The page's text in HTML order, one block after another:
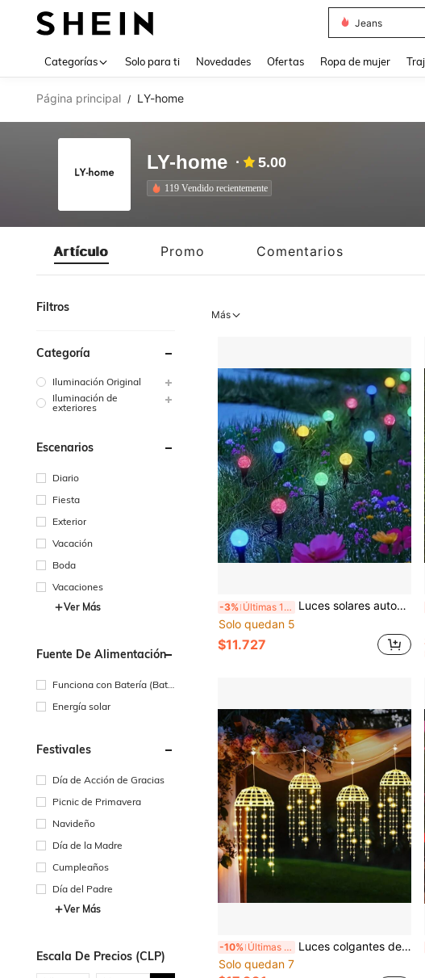
Jeans
Categorías Solo para ti Novedades Ofertas Ropa de mujer
Página principal / LY-home
LY-home 5.00
119 Vendido recientemente
Artículo Promo Comentarios
Filtros
Categoría
Iluminación Original
Iluminación de
exteriores
Escenarios
Diario
Fiesta
Exterior
Vacación
Boda
Vacaciones
Ver Más
Fuente De Alimentación
Funciona con Batería (Bate
Energía solar
Festivales
Día de Acción de Gracias
Picnic de Primavera
Navideño
Día de la Madre
Cumpleaños
Día del Padre
Ver Más
Escala De Precios (CLP)
Más
-3% Últimas 11 hrs
Luces solares automáticas con sensor de luz para camino, 20 luces de jardín con estaca de suelo tipo bola de burbuja LED, 8 modos de iluminación IPX4 impermeables, luz cálida/colorida, decorativas para exteriores, césped, patio, boda, Navidad, fiesta, camping, uso en todas las estaciones
Solo quedan 5
$11.727
-10% Últimas 11 hrs
Luces colgantes de medusa alimentadas por energía solar, 2/4 de ensamblaje, blanco cálido & cambio de color, 8 modos sensor automático luces decorativas de hadas para exteriores con ganchos
Solo quedan 7